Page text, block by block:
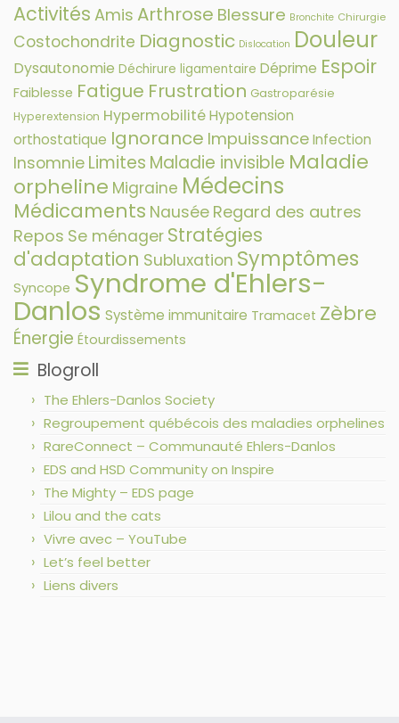
Activités Amis Arthrose Blessure Bronchite Chirurgie
Costochondrite Diagnostic Dislocation Douleur
Dysautonomie Déchirure ligamentaire Déprime Espoir
Faiblesse Fatigue Frustration Gastroparésie
Hyperextension HypermobilitéHypotension
orthostatique Ignorance ImpuissanceInfection
Insomnie Limites Maladie invisible Maladie
orpheline Migraine Médecins
Médicaments Nausée Regard des autres
Repos Se ménager Stratégies
d'adaptation Subluxation Symptômes
Syncope Syndrome d'Ehlers-
Danlos Système immunitaire Tramacet Zèbre
Énergie Étourdissements
Blogroll
The Ehlers-Danlos Society
Regroupement québécois des maladies orphelines
RareConnect – Communauté Ehlers-Danlos
EDS and HSD Community on Inspire
The Mighty – EDS page
Lilou and the cats
Vivre avec – YouTube
Let’s feel better
Liens divers